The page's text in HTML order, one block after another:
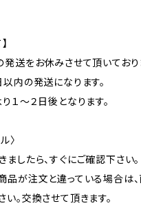
送をお休みさせて頂いており
内の発送になります。
１～２日後となります。
〉
したら、すぐにご確認下さい。
品が注文と違っている場合は
。交換させて頂きます。